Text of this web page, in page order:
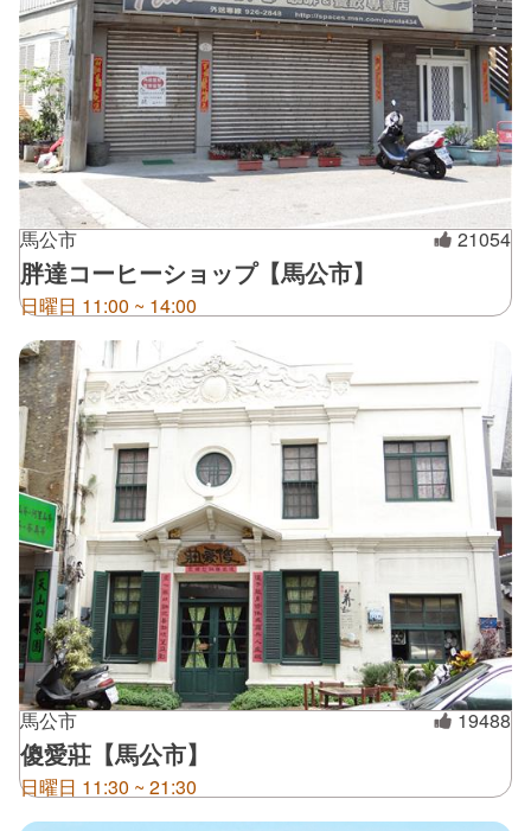
馬公市 21054
胖達コーヒーショップ【馬公市】
日曜日 11:00 ~ 14:00
馬公市 19488
傻愛莊【馬公市】
日曜日 11:30 ~ 21:30